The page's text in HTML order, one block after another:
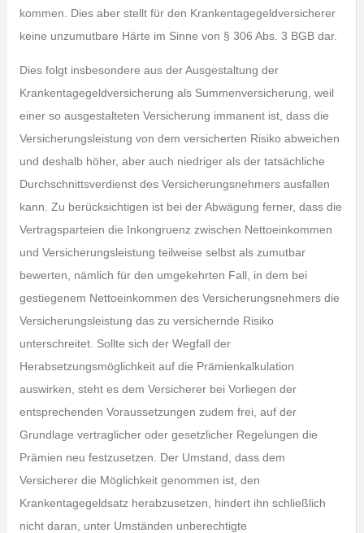
kommen. Dies aber stellt für den Krankentagegeldversicherer
keine unzumutbare Härte im Sinne von § 306 Abs. 3 BGB dar.
Dies folgt insbesondere aus der Ausgestaltung der
Krankentagegeldversicherung als Summenversicherung, weil
einer so ausgestalteten Versicherung immanent ist, dass die
Versicherungsleistung von dem versicherten Risiko abweichen
und deshalb höher, aber auch niedriger als der tatsächliche
Durchschnittsverdienst des Versicherungsnehmers ausfallen
kann. Zu berücksichtigen ist bei der Abwägung ferner, dass die
Vertragsparteien die Inkongruenz zwischen Nettoeinkommen
und Versicherungsleistung teilweise selbst als zumutbar
bewerten, nämlich für den umgekehrten Fall, in dem bei
gestiegenem Nettoeinkommen des Versicherungsnehmers die
Versicherungsleistung das zu versichernde Risiko
unterschreitet. Sollte sich der Wegfall der
Herabsetzungsmöglichkeit auf die Prämienkalkulation
auswirken, steht es dem Versicherer bei Vorliegen der
entsprechenden Voraussetzungen zudem frei, auf der
Grundlage vertraglicher oder gesetzlicher Regelungen die
Prämien neu festzusetzen. Der Umstand, dass dem
Versicherer die Möglichkeit genommen ist, den
Krankentagegeldsatz herabzusetzen, hindert ihn schließlich
nicht daran, unter Umständen unberechtigte